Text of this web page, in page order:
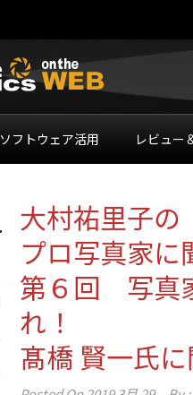
ソフトウェア活用 レビュー
大村祐里子の
プロ写真家に
第６回 写真
れ！
髙橋 賢一氏